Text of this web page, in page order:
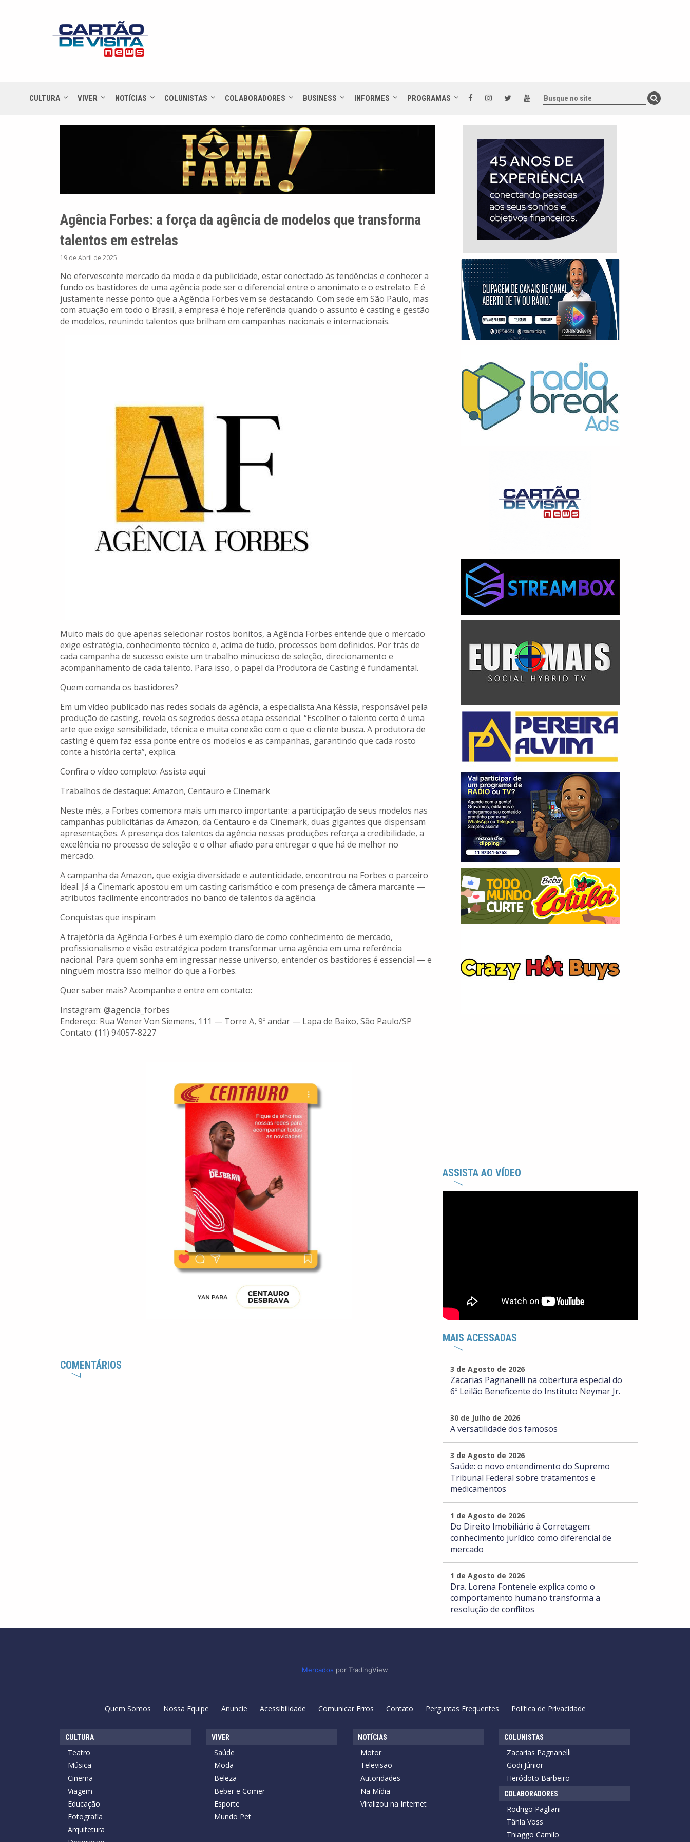
CULTURA VIVER NOTÍCIAS COLUNISTAS COLABORADORES BUSINESS INFORMES PROGRAMAS
Agência Forbes: a força da agência de modelos que transforma
talentos em estrelas
19 de Abril de 2025
No efervescente mercado da moda e da publicidade, estar conectado às tendências e conhecer a
fundo os bastidores de uma agência pode ser o diferencial entre o anonimato e o estrelato. E é
justamente nesse ponto que a Agência Forbes vem se destacando. Com sede em São Paulo, mas
com atuação em todo o Brasil, a empresa é hoje referência quando o assunto é casting e gestão
de modelos, reunindo talentos que brilham em campanhas nacionais e internacionais.
Muito mais do que apenas selecionar rostos bonitos, a Agência Forbes entende que o mercado
exige estratégia, conhecimento técnico e, acima de tudo, processos bem definidos. Por trás de
cada campanha de sucesso existe um trabalho minucioso de seleção, direcionamento e
acompanhamento de cada talento. Para isso, o papel da Produtora de Casting é fundamental.
Quem comanda os bastidores?
Em um vídeo publicado nas redes sociais da agência, a especialista Ana Késsia, responsável pela
produção de casting, revela os segredos dessa etapa essencial. “Escolher o talento certo é uma
arte que exige sensibilidade, técnica e muita conexão com o que o cliente busca. A produtora de
casting é quem faz essa ponte entre os modelos e as campanhas, garantindo que cada rosto
conte a história certa”, explica.
Confira o vídeo completo: Assista aqui
Trabalhos de destaque: Amazon, Centauro e Cinemark
Neste mês, a Forbes comemora mais um marco importante: a participação de seus modelos nas
campanhas publicitárias da Amazon, da Centauro e da Cinemark, duas gigantes que dispensam
apresentações. A presença dos talentos da agência nessas produções reforça a credibilidade, a
excelência no processo de seleção e o olhar afiado para entregar o que há de melhor no
mercado.
A campanha da Amazon, que exigia diversidade e autenticidade, encontrou na Forbes o parceiro
ideal. Já a Cinemark apostou em um casting carismático e com presença de câmera marcante —
atributos facilmente encontrados no banco de talentos da agência.
Conquistas que inspiram
A trajetória da Agência Forbes é um exemplo claro de como conhecimento de mercado,
profissionalismo e visão estratégica podem transformar uma agência em uma referência
nacional. Para quem sonha em ingressar nesse universo, entender os bastidores é essencial — e
ninguém mostra isso melhor do que a Forbes.
Quer saber mais? Acompanhe e entre em contato:
Instagram: @agencia_forbes
Endereço: Rua Wener Von Siemens, 111 — Torre A, 9º andar — Lapa de Baixo, São Paulo/SP
Contato: (11) 94057-8227
COMENTÁRIOS
ASSISTA AO VÍDEO
MAIS ACESSADAS
3 de Agosto de 2026
Zacarias Pagnanelli na cobertura especial do
6º Leilão Beneficente do Instituto Neymar Jr.
30 de Julho de 2026
A versatilidade dos famosos
3 de Agosto de 2026
Saúde: o novo entendimento do Supremo
Tribunal Federal sobre tratamentos e
medicamentos
1 de Agosto de 2026
Do Direito Imobiliário à Corretagem:
conhecimento jurídico como diferencial de
mercado
1 de Agosto de 2026
Dra. Lorena Fontenele explica como o
comportamento humano transforma a
resolução de conflitos
Mercados por TradingView
Quem Somos Nossa Equipe Anuncie Acessibilidade Comunicar Erros Contato Perguntas Frequentes Política de Privacidade
CULTURA
Teatro
Música
Cinema
Viagem
Educação
Fotografia
Arquitetura
VIVER
Saúde
Moda
Beleza
Beber e Comer
Esporte
Mundo Pet
NOTÍCIAS
Motor
Televisão
Autoridades
Na Mídia
Viralizou na Internet
COLUNISTAS
Zacarias Pagnanelli
Godi Júnior
Heródoto Barbeiro
COLABORADORES
Rodrigo Pagliani
Tânia Voss
Thiaggo Camilo